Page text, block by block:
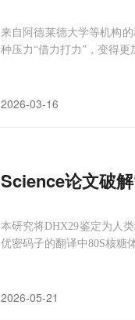
来自阿德莱德大学等机构
种压力“借力打力”，变得更
2026-03-16
Science论文破
本研究将DHX29鉴定为人
优密码子的翻译中80S核糖
2026-05-21